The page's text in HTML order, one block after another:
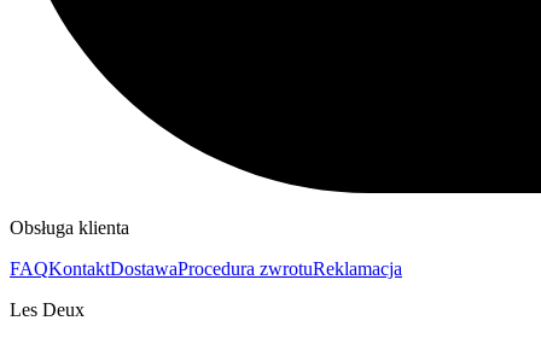
Obsługa klienta
FAQKontaktDostawaProcedura zwrotuReklamacja
Les Deux